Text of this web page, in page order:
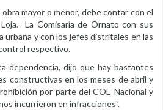
mayor o menor, debe contar con el
La Comisaría de Ornato con sus
urbana y con los jefes distritales en las
respectivo.
dependencia, dijo que hay bastantes
constructivas en los meses de abril y
por parte del COE Nacional y
incurrieron en infracciones".